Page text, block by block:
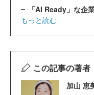
「AI Ready」な企
もっと読む
この記事の著者
加山 恵